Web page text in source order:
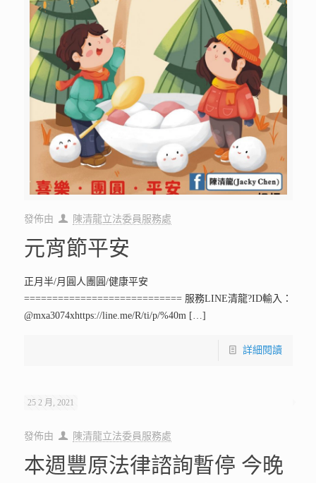
發佈由 陳清龍立法委員服務處
元宵節平安
正月半/月圓人團圓/健康平安
============================ 服務LINE清龍?ID輸入：
@mxa3074xhttps://line.me/R/ti/p/%40m […]
詳細閱讀
25 2 月, 2021
發佈由 陳清龍立法委員服務處
本週豐原法律諮詢暫停 今晚